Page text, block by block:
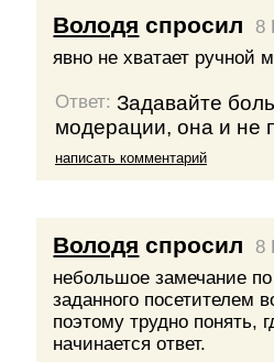
Володя спросил
8
явно не хватает ручной
Ответ:Задавайте
модерации, она и не
написать комментарий
Володя спросил
8
небольшое замечание
заданного посетителем
поэтому трудно понять,
начинается ответ.